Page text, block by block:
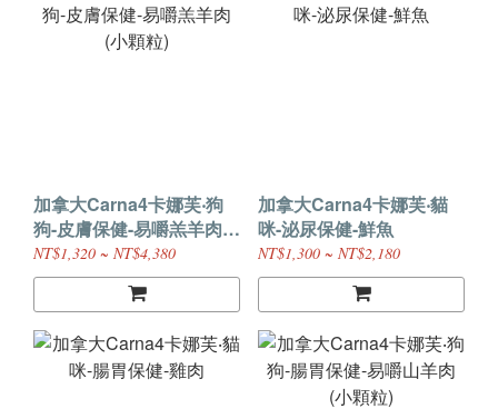
加拿大Carna4卡娜芙‧狗
狗-皮膚保健-易嚼羔羊肉
(小顆粒)
NT$1,320 ~ NT$4,380
加拿大Carna4卡娜芙‧貓
咪-泌尿保健-鮮魚
NT$1,300 ~ NT$2,180